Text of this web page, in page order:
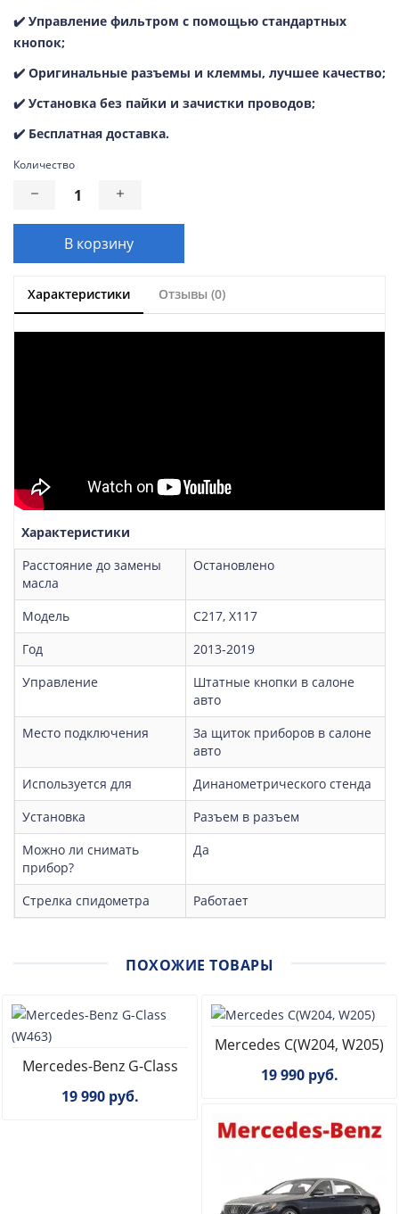
✔️ Управление фильтром с помощью стандартных
кнопок;
✔️ Oригинальные разъемы и клеммы, лучшее качество;
✔️ Установка без пайки и зачистки проводов;
✔️ Бесплатная доставка.
Количество
В корзину
Характеристики Отзывы (0)
Характеристики
Расстояние до замены
масла
Остановлено
Модель
C217, X117
Год
2013-2019
Управление
Штатные кнопки в салоне
авто
Место подключения
За щиток приборов в салоне
авто
Используется для
Динанометрического стенда
Установка
Разъем в разъем
Можно ли снимать
прибор?
Да
Стрелка спидометра Работает
ПОХОЖИЕ ТОВАРЫ
Mercedes-Benz G-Class
19 990 руб.
Mercedes С(W204, W205)
19 990 руб.